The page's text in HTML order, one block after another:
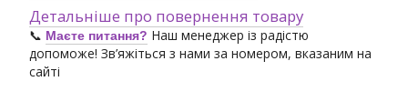
Детальніше про повернення товару
📞 Маєте питання? Наш менеджер із радістю
допоможе! Зв’яжіться з нами за номером, вказаним на
сайті